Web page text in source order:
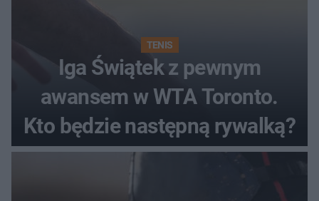
TENIS
Iga Świątek z pewnym
awansem w WTA Toronto.
Kto będzie następną rywalką?